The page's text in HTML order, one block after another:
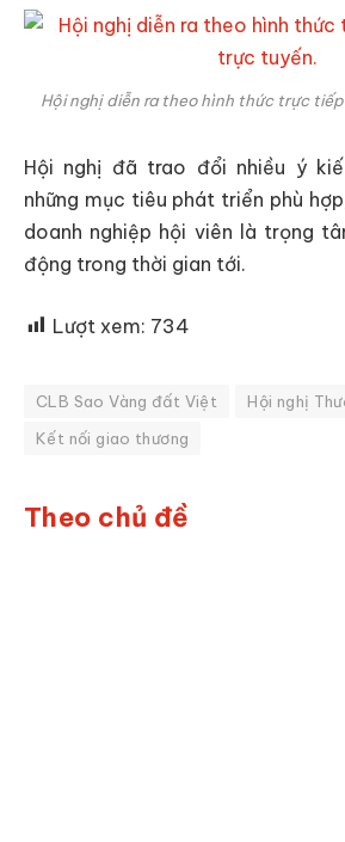
Hội nghị diễn ra theo hình thức trực
Hội nghị đã trao đổi nhiều ý
những mục tiêu phát triển phù
doanh nghiệp hội viên là trọng
động trong thời gian tới.
Lượt xem: 734
CLB Sao Vàng đất Việt
Hội nghị
Kết nối giao thương
Theo chủ đề